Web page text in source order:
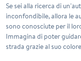
Se sei alla ricerca di
inconfondibile, allora le
sono conosciute per il
Immagina di poter
strada grazie al suo colore